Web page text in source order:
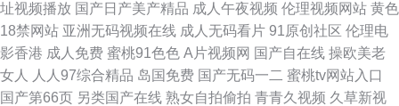
址视频播放 国产日产美产精品 成人午夜视频 伦理视频网站 黄色
18禁网站 亚洲无码视频在线 成人无码看片 91原创社区 伦理电
影香港 成人免费 蜜桃91色色 A片视频网 国产自在线 操欧美老
女人
人人97综合精品 岛国免费 国产无码一二 蜜桃tv网站入口
国产第66页 另类国产在线 熟女自拍偷拍 青青久视频 久草新视